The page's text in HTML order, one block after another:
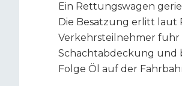
Ein Rettungswagen
Die Besatzung erlitt laut
Verkehrsteilnehmer fuhr
Schachtabdeckung und
Folge Öl auf der